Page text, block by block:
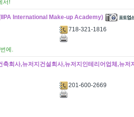
서!
(IIPA International Make-up Academy)
718-321-1816
에.
회사,뉴저지건설회사,뉴저지인테리어업체,뉴저
201-600-2669